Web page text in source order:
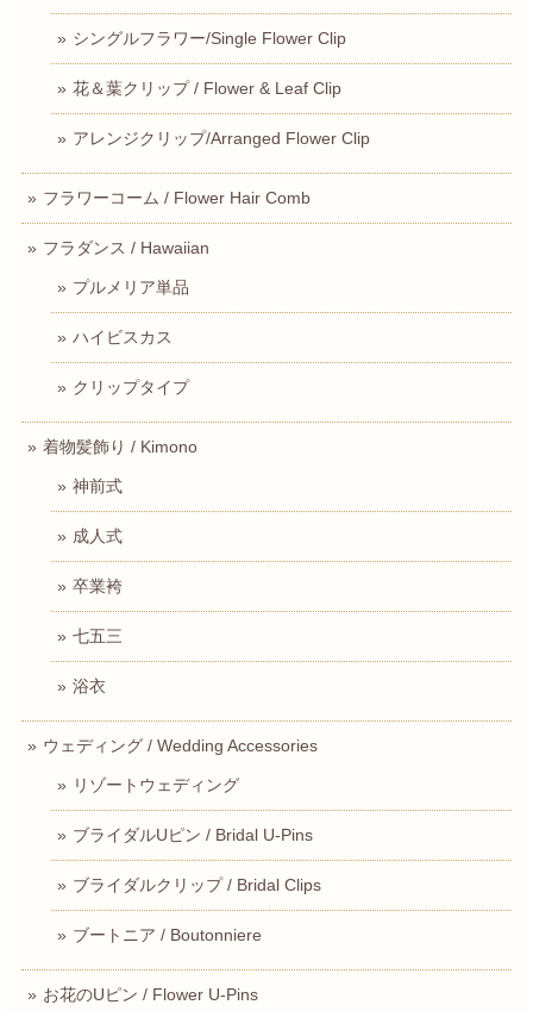
シングルフラワー/Single Flower Clip
花＆葉クリップ / Flower & Leaf Clip
アレンジクリップ/Arranged Flower Clip
フラワーコーム / Flower Hair Comb
フラダンス / Hawaiian
プルメリア単品
ハイビスカス
クリップタイプ
着物髪飾り / Kimono
神前式
成人式
卒業袴
七五三
浴衣
ウェディング / Wedding Accessories
リゾートウェディング
ブライダルUピン / Bridal U-Pins
ブライダルクリップ / Bridal Clips
ブートニア / Boutonniere
お花のUピン / Flower U-Pins